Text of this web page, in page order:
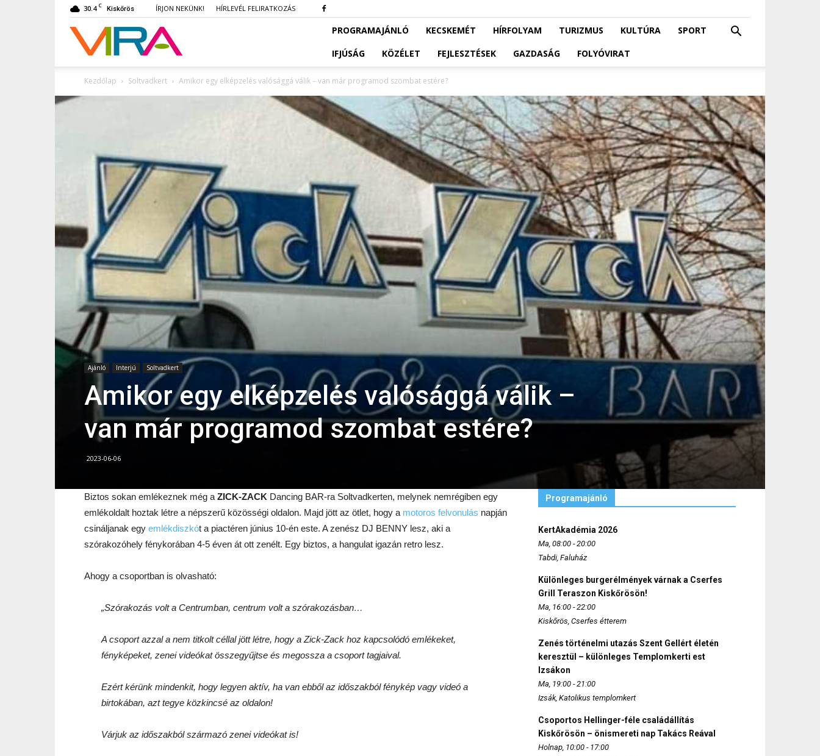
30.4 C Kiskőrös ÍRJON NEKÜNK! HÍRLEVÉL FELIRATKOZÁS
VIRA PROGRAMAJÁNLÓ KECSKEMÉT HÍRFOLYAM TURIZMUS KULTÚRA
SPORT
IFJÚSÁG
KÖZÉLET FEJLESZTÉSEK GAZDASÁG FOLYÓVIRAT
Kezdőlap Soltvadkert Amikor egy elképzelés valósággá válik – van már programod szombat estére?
Ajánló Interjú Soltvadkert
Amikor egy elképzelés valósággá válik –
van már programod szombat estére?
2023-06-06
Biztos sokan emlékeznek még a ZICK-ZACK Dancing BAR-ra Soltvadkerten, melynek nemrégiben egy
emlékoldalt hoztak létre a népszerű közösségi oldalon. Majd jött az ötlet, hogy a motoros felvonulás napján
csináljanak egy emlékdiszkót a piactéren június 10-én este. A zenész DJ BENNY lesz, aki a
szórakozóhely fénykorában 4-5 éven át ott zenélt. Egy biztos, a hangulat igazán retro lesz.
Ahogy a csoportban is olvasható:
„Szórakozás volt a Centrumban, centrum volt a szórakozásban…
A csoport azzal a nem titkolt céllal jött létre, hogy a Zick-Zack hoz kapcsolódó emlékeket,
fényképeket, zenei videókat összegyűjtse és megossza a csoport tagjaival.
Ezért kérünk mindenkit, hogy legyen aktív, ha van ebből az időszakból fénykép vagy videó a
birtokában, azt tegye közkincsé az oldalon!
Várjuk az időszakból származó zenei videókat is!
Programajánló
KertAkadémia 2026
Ma, 08:00 - 20:00
Tabdi, Faluház
Különleges burgerélmények várnak a Cserfes
Grill Teraszon Kiskőrösön!
Ma, 16:00 - 22:00
Kiskőrös, Cserfes étterem
Zenés történelmi utazás Szent Gellért életén
keresztül – különleges Templomkerti est
Izsákon
Ma, 19:00 - 21:00
Izsák, Katolikus templomkert
Csoportos Hellinger-féle családállítás
Kiskőrösön – önismereti nap Takács Reával
Holnap, 10:00 - 17:00